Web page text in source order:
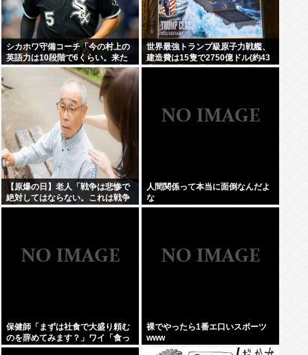
シカホワ守備コーチ「今の村上の
英語力は10段階で6くらい。来た
時は0だった（笑）通訳なしで普
世界最強トランプ級原子力戦艦、
建造費は15隻で2750億ドル(約43
兆円)と掛かる費用も世界最強に
【原爆の日】老人「戦争は悲惨で
絶対してはならない。これは戦争
経験のある者しか分からない」←
人間関係って本当に面倒なんだよ
な
保健師「まずは社食で大盛り頼む
のを辞めてみます？」ワイ「食っ
ちゃいけないものを売ってるの
裸でやったら1番エ口いスポーツ
www